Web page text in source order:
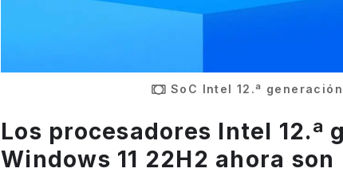
SoC Intel 12.ª
Los procesadores Intel 12.ª
Windows 11 22H2 ahora